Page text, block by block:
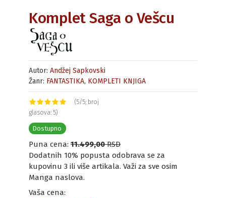
Komplet Saga o Vešcu
Autor: Andžej Sapkovski
Žanr: FANTASTIKA, KOMPLETI KNJIGA
(5/5; broj
glasova: 5)
Dostupno
Puna cena: 11.499,00RSD
Dodatnih 10% popusta odobrava se za
kupovinu 3 ili više artikala. Važi za sve osim
Manga naslova.
Vaša cena: